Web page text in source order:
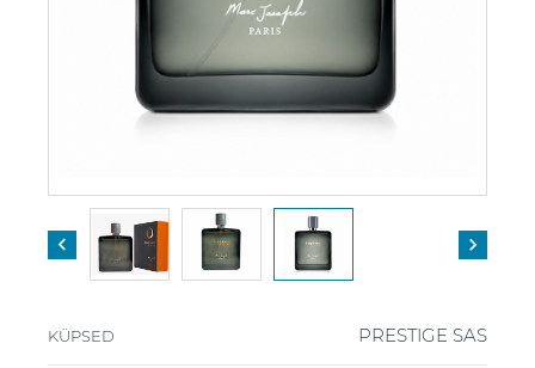
 
KÜPSED PRESTIGE SAS